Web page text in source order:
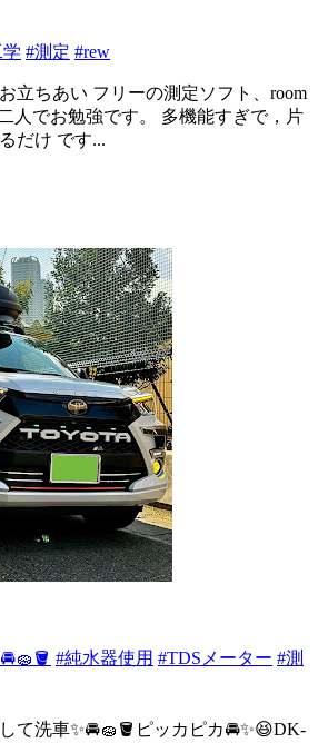
#測定 #rew
立ちあい フリーの測定ソフト、room
人でお勉強です。 多機能すぎで，片
だけ です...
#純水器使用 #TDSメーター #測
て洗車✨🚘🧽🪣ピッカピカ🚘✨️😆DK-